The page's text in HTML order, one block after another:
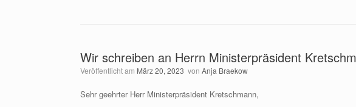
Wir schreiben an Herrn Ministerpräsident
Veröffentlicht am März 20, 2023 von Anja Braekow
Sehr geehrter Herr Ministerpräsident Kretschmann,